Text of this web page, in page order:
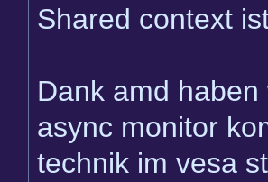
Shared context
Dank amd
async monitor
technik im vesa